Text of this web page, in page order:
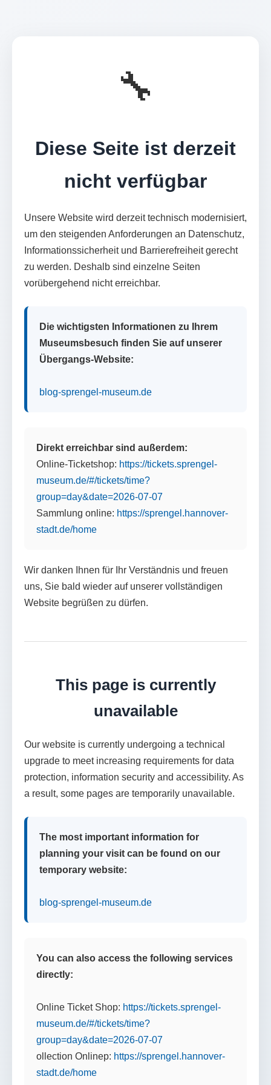
🔧
Diese Seite ist derzeit
nicht verfügbar
Unsere Website wird derzeit technisch modernisiert,
um den steigenden Anforderungen an Datenschutz,
Informationssicherheit und Barrierefreiheit gerecht
zu werden. Deshalb sind einzelne Seiten
vorübergehend nicht erreichbar.
Die wichtigsten Informationen zu Ihrem
Museumsbesuch finden Sie auf unserer
Übergangs-Website:
blog-sprengel-museum.de
Direkt erreichbar sind außerdem:
Online-Ticketshop: https://tickets.sprengel-
museum.de/#/tickets/time?
group=day&date=2026-07-07
Sammlung online: https://sprengel.hannover-
stadt.de/home
Wir danken Ihnen für Ihr Verständnis und freuen
uns, Sie bald wieder auf unserer vollständigen
Website begrüßen zu dürfen.
This page is currently
unavailable
Our website is currently undergoing a technical
upgrade to meet increasing requirements for data
protection, information security and accessibility. As
a result, some pages are temporarily unavailable.
The most important information for
planning your visit can be found on our
temporary website:
blog-sprengel-museum.de
You can also access the following services
directly:
Online Ticket Shop: https://tickets.sprengel-
museum.de/#/tickets/time?
group=day&date=2026-07-07
ollection Onlinep: https://sprengel.hannover-
stadt.de/home